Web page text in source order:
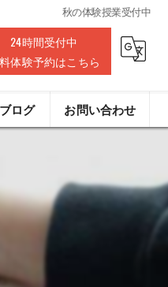
秋の体験授業受付中
24時間受付中
体験予約はこちら
ザインクリエイト
ブログ お問い合わせ